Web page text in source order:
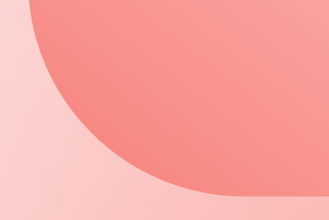
・撮影ガイドラインをお読みいただいた上で